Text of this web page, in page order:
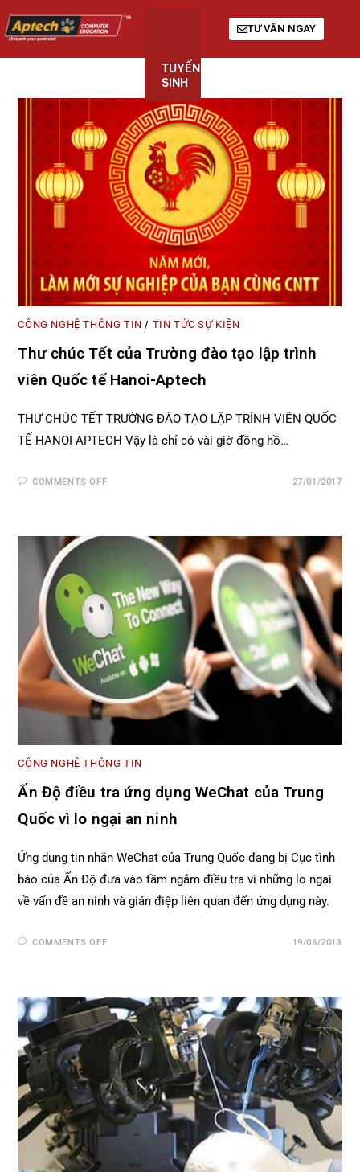
TUYỂN
SINH
TƯ VẤN NGAY
CÔNG NGHỆ THÔNG TIN / TIN TỨC SỰ KIỆN
Thư chúc Tết của Trường đào tạo lập trình
viên Quốc tế Hanoi-Aptech
THƯ CHÚC TẾT TRƯỜNG ĐÀO TẠO LẬP TRÌNH VIÊN QUỐC
TẾ HANOI-APTECH Vậy là chỉ có vài giờ đồng hồ…
COMMENTS OFF 27/01/2017
CÔNG NGHỆ THÔNG TIN
Ấn Độ điều tra ứng dụng WeChat của Trung
Quốc vì lo ngại an ninh
Ứng dụng tin nhắn WeChat của Trung Quốc đang bị Cục tình
báo của Ấn Độ đưa vào tầm ngắm điều tra vì những lo ngại
về vấn đề an ninh và gián điệp liên quan đến ứng dụng này.
COMMENTS OFF 19/06/2013